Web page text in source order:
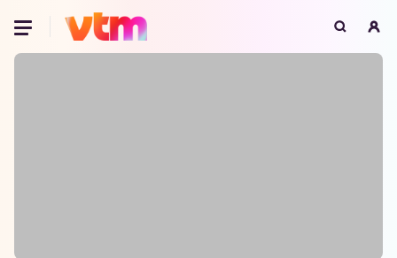
Oeps, browser niet ondersteund